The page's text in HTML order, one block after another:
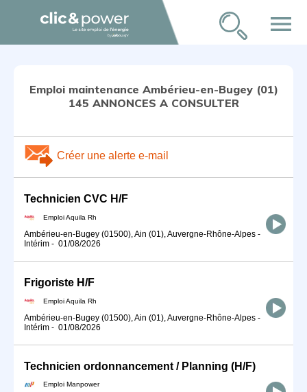
menu
Emploi maintenance Ambérieu-en-Bugey (01)
145 ANNONCES A CONSULTER
Créer une alerte e-mail
Technicien CVC H/F
Emploi Aquila Rh
Ambérieu-en-Bugey (01500), Ain (01), Auvergne-Rhône-Alpes -
Intérim - 01/08/2026
Frigoriste H/F
Emploi Aquila Rh
Ambérieu-en-Bugey (01500), Ain (01), Auvergne-Rhône-Alpes -
Intérim - 01/08/2026
Technicien ordonnancement / Planning (H/F)
Emploi Manpower